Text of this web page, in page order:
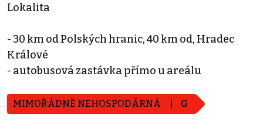
Lokalita
- 30 km od Polských hranic, 40 km od, Hradec
Králové
- autobusová zastávka přímo u areálu
MIMOŘÁDNĚ NEHOSPODÁRNÁ G